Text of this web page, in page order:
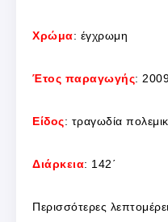
Χρώμα: έγχρωμη
Έτος παραγωγής:
Είδος: τραγωδία
Διάρκεια: 142΄
Περισσότερες